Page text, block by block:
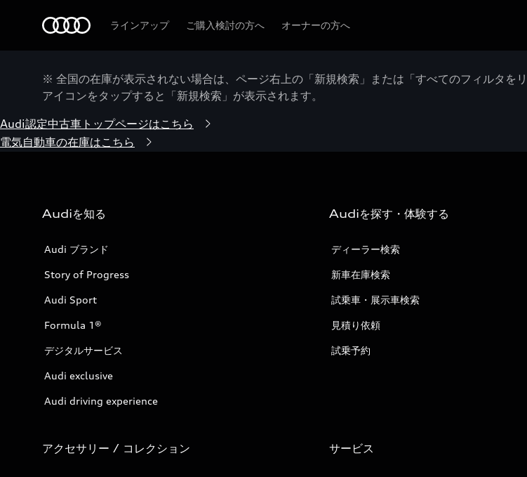
ラインアップ ご購入検討の方へ オーナーの方へ
※ 全国の在庫が表示されない場合は、ページ右上の「新規検索」または「すべてのフィルタを
アイコンをタップすると「新規検索」が表示されます。
Audi認定中古車トップページはこちら
電気自動車の在庫はこちら
Audiを知る
Audi ブランド
Story of Progress
Audi Sport
Formula 1®
デジタルサービス
Audi exclusive
Audi driving experience
Audiを探す・体験する
ディーラー検索
新車在庫検索
試乗車・展示車検索
見積り依頼
試乗予約
アクセサリー / コレクション サービス